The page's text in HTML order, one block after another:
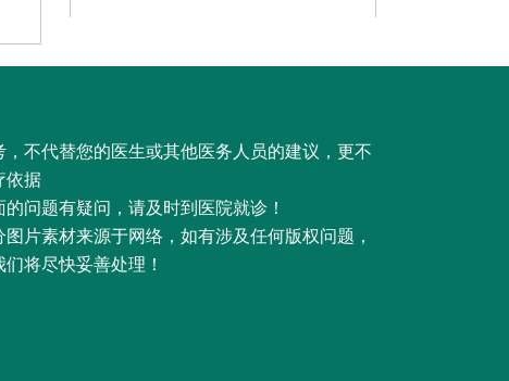
不代替您的医生或其他医务人员的建议，更不
依据
问题有疑问，请及时到医院就诊！
片素材来源于网络，如有涉及任何版权问题，
将尽快妥善处理！